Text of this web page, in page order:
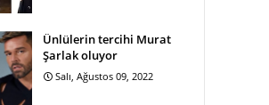
Ünlülerin tercihi Murat
Şarlak oluyor
Salı, Ağustos 09, 2022